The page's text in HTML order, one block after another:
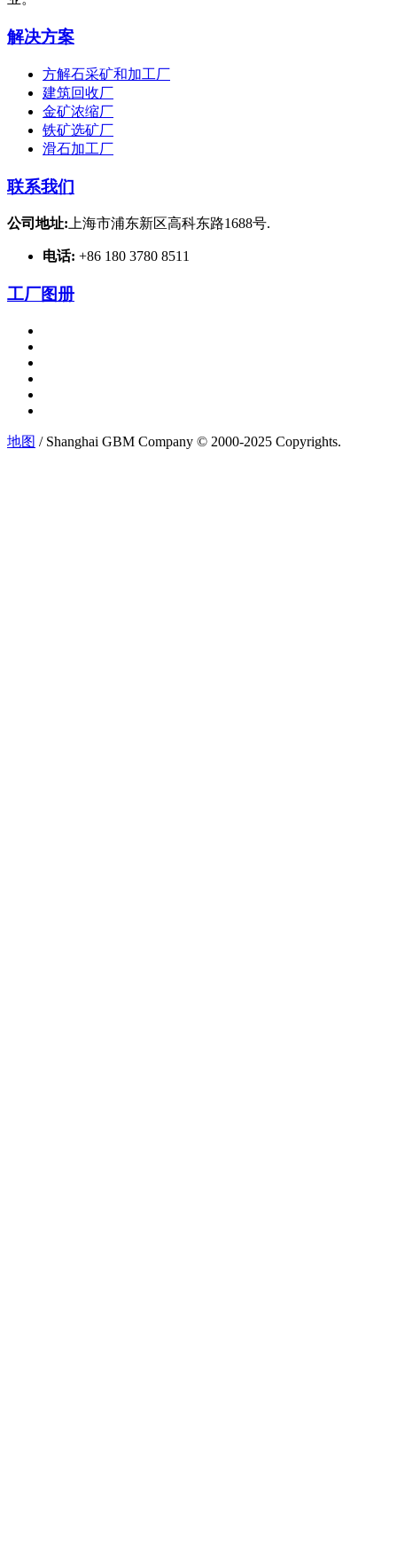
解决方案
方解石采矿和加工厂
建筑回收厂
金矿浓缩厂
铁矿选矿厂
滑石加工厂
联系我们
公司地址: 上海市浦东新区高科东路1688号.
电话: +86 180 3780 8511
工厂图册
地图 / Shanghai GBM Company © 2000-2025 Copyrights.